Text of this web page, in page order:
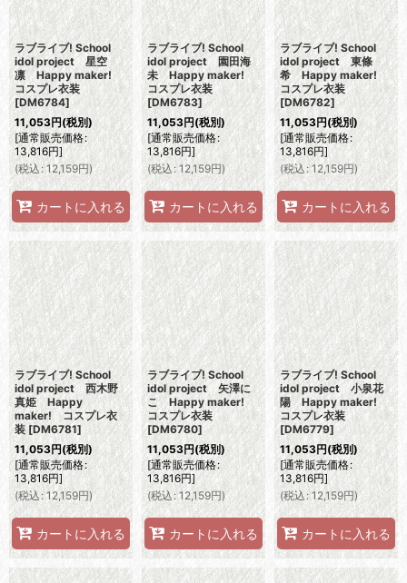
ラブライブ! School
idol project 星空
凛 Happy maker!
コスプレ衣装
[DM6784]
11,053円(税別)
[通常販売価格:
13,816円]
(税込 : 12,159円)
カートに入れる
ラブライブ! School
idol project 園田海
未 Happy maker!
コスプレ衣装
[DM6783]
11,053円(税別)
[通常販売価格:
13,816円]
(税込 : 12,159円)
カートに入れる
ラブライブ! School
idol project 東條
希 Happy maker!
コスプレ衣装
[DM6782]
11,053円(税別)
[通常販売価格:
13,816円]
(税込: 12,159円)
カートに入れる
ラブライブ! School
idol project 西木野
真姫 Happy
maker! コスプレ衣
装 [DM6781]
11,053円(税別)
[通常販売価格:
13,816円]
(税込 : 12,159円)
カートに入れる
ラブライブ! School
idol project 矢澤に
こ Happy maker!
コスプレ衣装
[DM6780]
11,053円(税別)
[通常販売価格:
13,816円]
(税込 : 12,159円)
カートに入れる
ラブライブ! School
idol project 小泉花
陽 Happy maker!
コスプレ衣装
[DM6779]
11,053円(税別)
[通常販売価格:
13,816円]
(税込 : 12,159円)
カートに入れる